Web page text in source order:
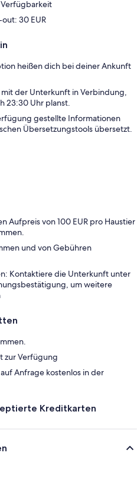
30 EUR
heißen dich bei deiner Ankunft
der Unterkunft in Verbindung,
23:30 Uhr planst.
gestellte Informationen
Übersetzungstools übersetzt.
Aufpreis von 100 EUR pro Haustier
und von Gebühren
Kontaktiere die Unterkunft unter
um weitere
zur Verfügung
Anfrage kostenlos in der
Kreditkarten